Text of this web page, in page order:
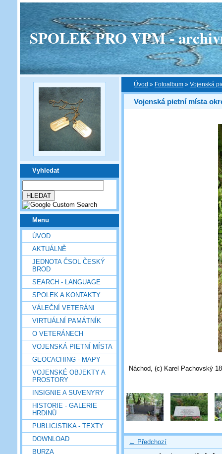
SPOLEK PRO VPM -
Vyhledat
Menu
ÚVOD
AKTUÁLNĚ
JEDNOTA ČSOL ČESKÝ
BROD
SEARCH - LANGUAGE
SPOLEK A KONTAKTY
VÁLEČNÍ VETERÁNI
VIRTUÁLNÍ PAMÁTNÍK
O VETERÁNECH
VOJENSKÁ PIETNÍ MÍSTA
GEOCACHING - MAPY
VOJENSKÉ OBJEKTY A
PROSTORY
INSIGNIE A SUVENYRY
HISTORIE - GALERIE
HRDINŮ
PUBLICISTIKA - TEXTY
DOWNLOAD
BURZA
Úvod » Fotoalbum » Vojenská
Vojenská pietní místa
Náchod, (c) Karel Pachovský
← Předchozí